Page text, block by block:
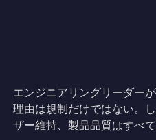
エンジニアリングリーダー
理由は規制だけではない。
ザー維持、製品品質はすべ